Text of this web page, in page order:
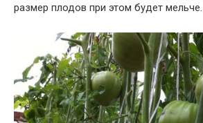
размер плодов при этом будет мельче.